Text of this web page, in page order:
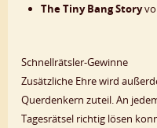
The Tiny Bang Story
Schnellrätsler-Gewinne
Zusätzliche Ehre wird
Querdenkern zuteil. An
Tagesrätsel richtig lösen